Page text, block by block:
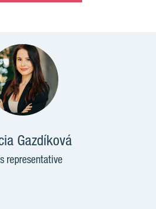
Gazdíková
representative